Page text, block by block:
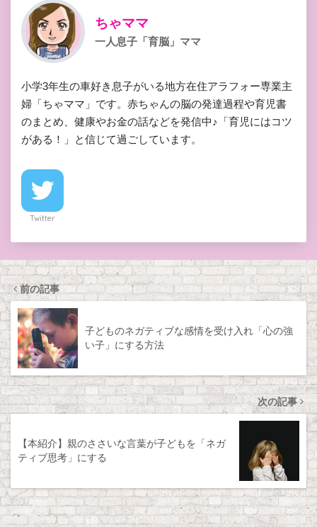
ちゃママ
一人息子「育脳」ママ
小学3年生の車好き息子がいる地方在住アラフォー専業主
婦「ちゃママ」です。赤ちゃんの脳の発達過程や育児書
のまとめ、健康やお金の話などを発信中♪「育児にはコツ
がある！」と信じて過ごしています。
Twitter
前の記事
子どものネガティブな感情を受け入れ「心の強
い子」にする方法
次の記事
【本紹介】親のささいな言葉が子どもを「ネガ
ティブ思考」にする